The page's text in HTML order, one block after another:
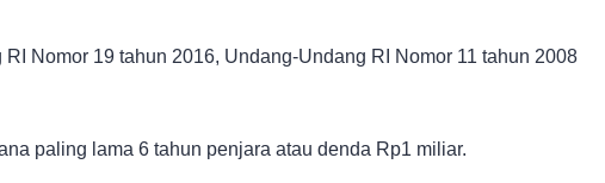
Nomor 19 tahun 2016, Undang-Undang RI Nomor 11 tahun 2008
paling lama 6 tahun penjara atau denda Rp1 miliar.